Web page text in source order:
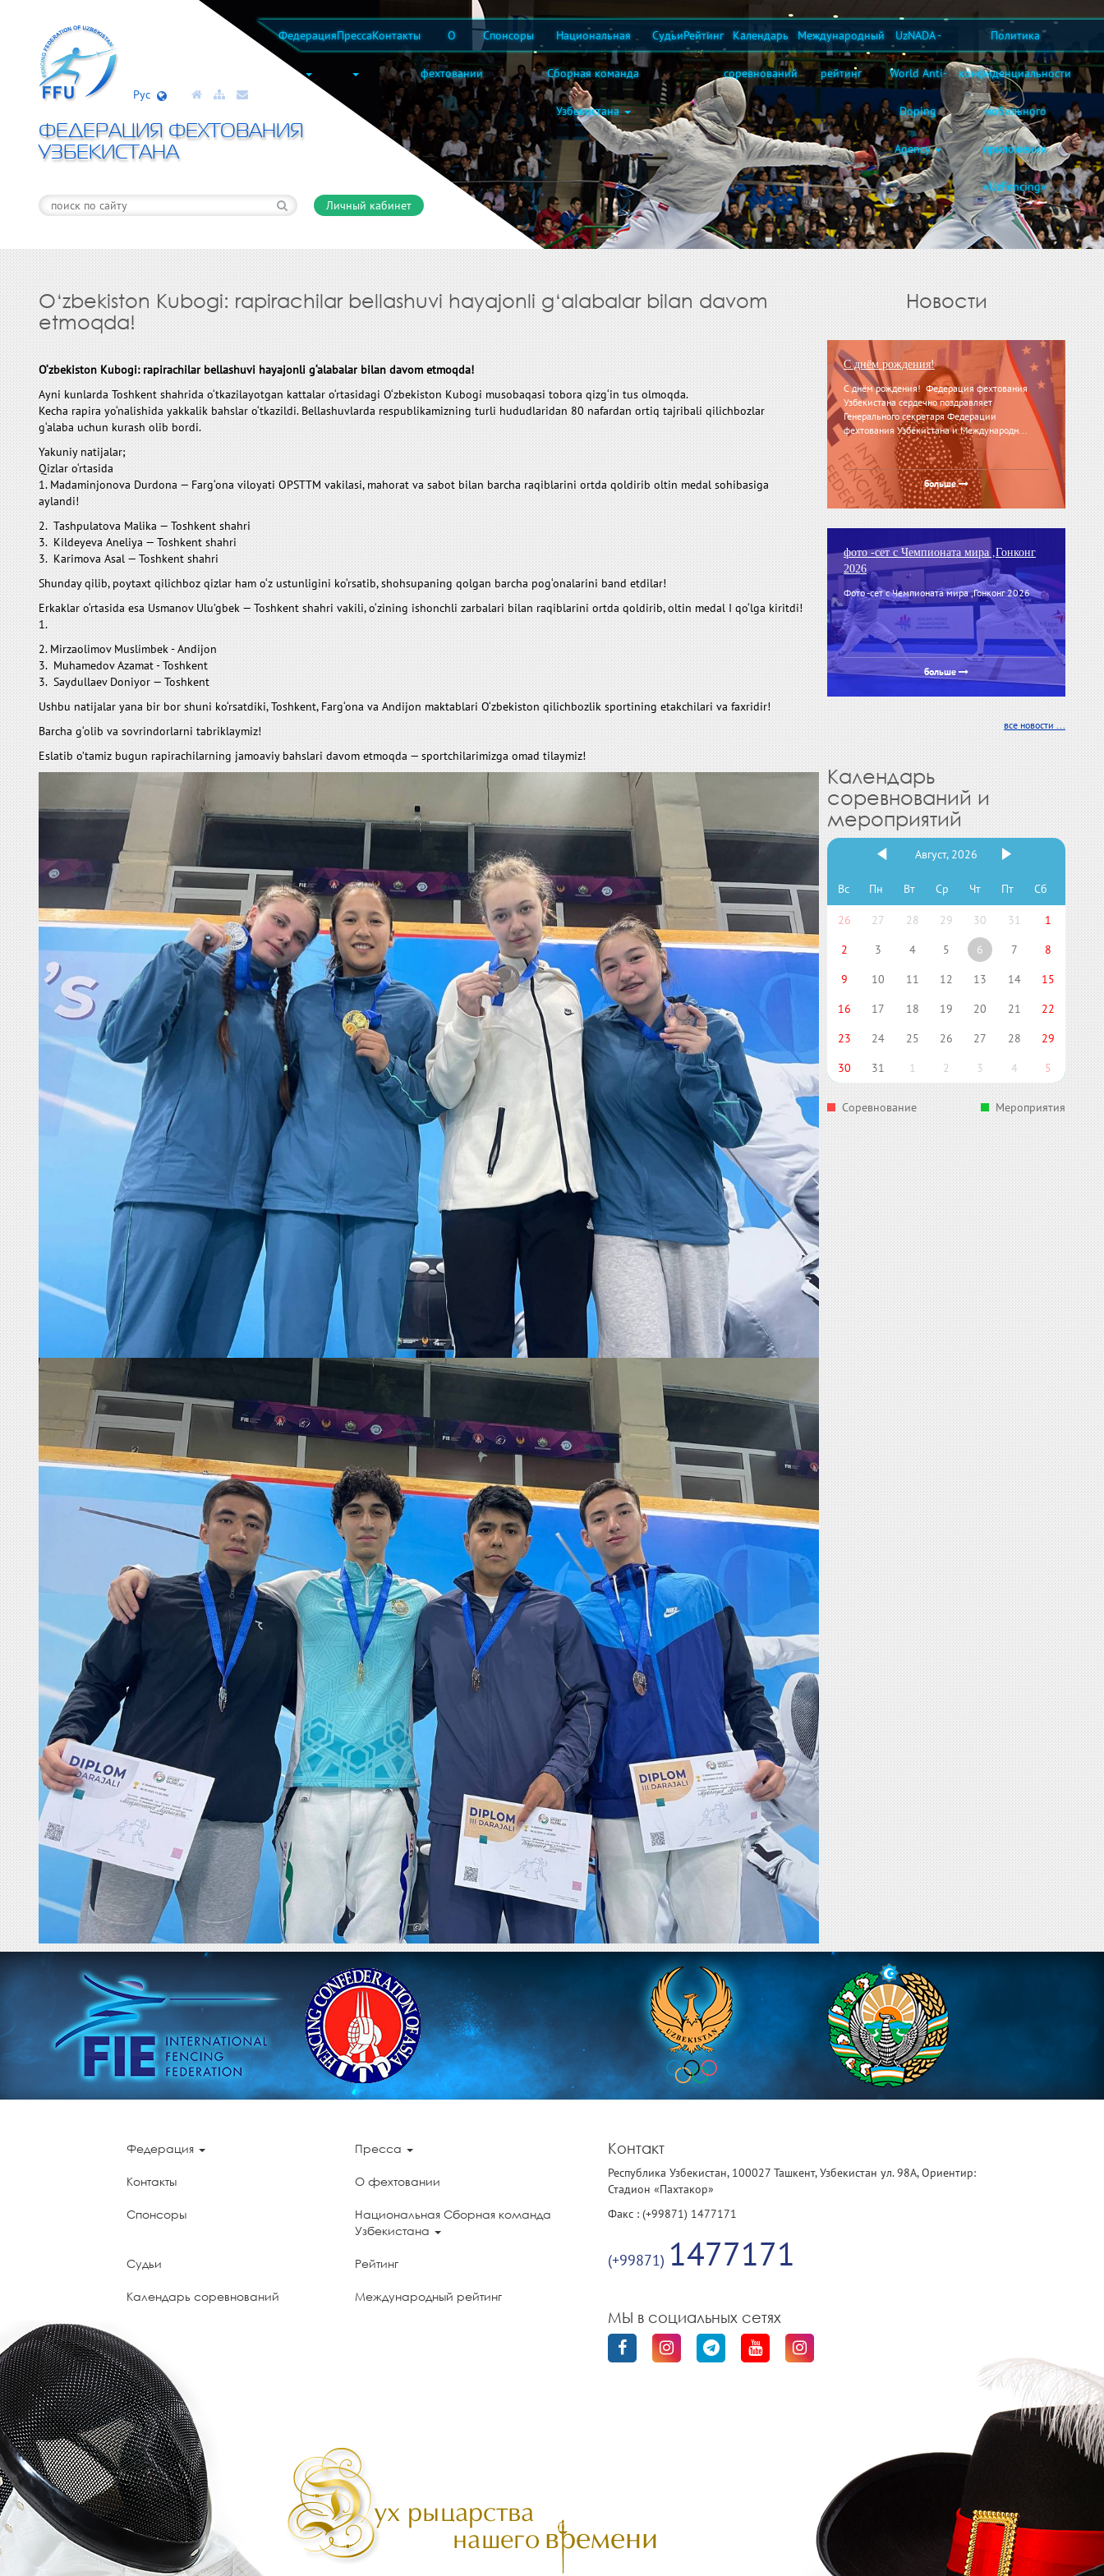
ФедерацияПрессаКонтакты О
фехтовании
Спонсоры Национальная
Сборная команда
Узбекистана
СудьиРейтинг Календарь
соревнований
Международный
рейтинг
UzNADA -
World Anti-
Doping
Agency
Политика
конфиденциальности
мобильного
приложения
«UzFencing»
Рус
ФЕДЕРАЦИЯ ФЕХТОВАНИЯ
УЗБЕКИСТАНА
Личный кабинет
O‘zbekiston Kubogi: rapirachilar bellashuvi hayajonli g‘alabalar bilan davom
etmoqda!
O‘zbekiston Kubogi: rapirachilar bellashuvi hayajonli g‘alabalar bilan davom etmoqda!
Ayni kunlarda Toshkent shahrida o‘tkazilayotgan kattalar o‘rtasidagi O‘zbekiston Kubogi musobaqasi tobora qizg‘in tus olmoqda.
Kecha rapira yo‘nalishida yakkalik bahslar o‘tkazildi. Bellashuvlarda respublikamizning turli hududlaridan 80 nafardan ortiq tajribali qilichbozlar
g‘alaba uchun kurash olib bordi.
Yakuniy natijalar;
Qizlar o‘rtasida
1. Madaminjonova Durdona — Farg‘ona viloyati OPSTTM vakilasi, mahorat va sabot bilan barcha raqiblarini ortda qoldirib oltin medal sohibasiga
aylandi!
2. Tashpulatova Malika — Toshkent shahri
3. Kildeyeva Aneliya — Toshkent shahri
3. Karimova Asal — Toshkent shahri
Shunday qilib, poytaxt qilichboz qizlar ham o‘z ustunligini ko‘rsatib, shohsupaning qolgan barcha pog‘onalarini band etdilar!
Erkaklar o‘rtasida esa Usmanov Ulu’gbek — Toshkent shahri vakili, o‘zining ishonchli zarbalari bilan raqiblarini ortda qoldirib, oltin medal I qo‘lga kiritdi!
1.
2. Mirzaolimov Muslimbek - Andijon
3. Muhamedov Azamat - Toshkent
3. Saydullaev Doniyor — Toshkent
Ushbu natijalar yana bir bor shuni ko‘rsatdiki, Toshkent, Farg‘ona va Andijon maktablari O‘zbekiston qilichbozlik sportining etakchilari va faxridir!
Barcha g‘olib va sovrindorlarni tabriklaymiz!
Eslatib o’tamiz bugun rapirachilarning jamoaviy bahslari davom etmoqda — sportchilarimizga omad tilaymiz!
Новости
С днём рождения!
С днём рождения! Федерация фехтования
Узбекистана сердечно поздравляет
Генерального секретаря Федерации
фехтования Узбекистана и Международн...
больше
фото -сет с Чемпионата мира ,Гонконг
2026
Фото -сет с Чемпионата мира ,Гонконг 2026
больше
все новости ...
Календарь
соревнований и
мероприятий
Август, 2026
Вс Пн Вт Ср Чт Пт Сб
26 27 28 29 30 31
1
2
3 4 5 6 7
8
9
10 11 12 13 14
15
16
17 18 19 20 21
22
23
24 25 26 27 28
29
30
31 1 2 3 4 5
Соревнование Мероприятия
Федерация Пресса
Контакты О фехтовании
Спонсоры
Национальная Сборная команда
Узбекистана
Судьи Рейтинг
Календарь соревнований Международный рейтинг
Контакт
Республика Узбекистан, 100027 Ташкент, Узбекистан ул. 98А, Ориентир:
Стадион «Пахтакор»
Факс : (+99871) 1477171
(+99871) 1477171
МЫ в социальных сетях